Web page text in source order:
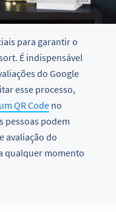
para garantir o
É indispensável
do Google
esse processo,
QR Code no
pessoas podem
avaliação do
qualquer momento